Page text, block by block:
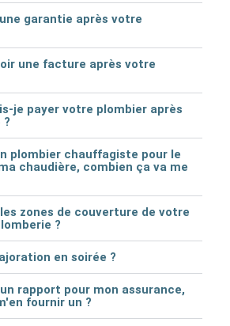
garantie après votre
une facture après votre
je payer votre plombier après
?
plombier chauffagiste pour le
chaudière, combien ça va me
zones de couverture de votre
?
en soirée ?
rapport pour mon assurance,
fournir un ?